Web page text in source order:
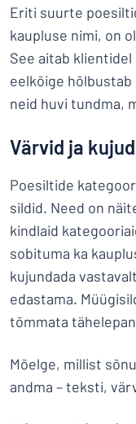
Eriti suurte
kaupluse nimi, on
See aitab
eelkõige
neid huvi tundma,
Värvid ja kujud
Poesiltide
sildid. Need on
kindlaid
sobituma ka
kujundada
edastama.
tõmmata
Mõelge, millist
andma – teksti,